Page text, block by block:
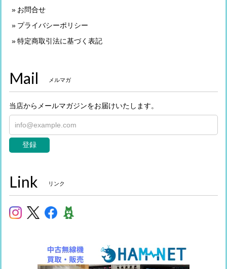
お問合せ
プライバシーポリシー
特定商取引法に基づく表記
Mail メルマガ
当店からメールマガジンをお届けいたします。
登録
Link リンク